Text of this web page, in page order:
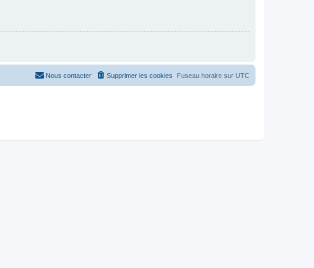
Fuseau horaire sur UTC
Supprimer les cookies
Nous contacter